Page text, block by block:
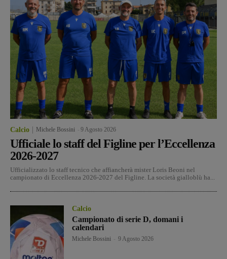
Calcio Michele Bossini 9 Agosto 2026
Ufficiale lo staff del Figline per l’Eccellenza
2026-2027
Ufficializzato lo staff tecnico che affiancherà mister Loris Beoni nel
campionato di Eccellenza 2026-2027 del Figline. La società gialloblù ha...
Calcio
Campionato di serie D, domani i
calendari
Michele Bossini 9 Agosto 2026